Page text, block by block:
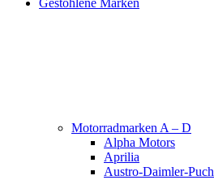
Gestohlene Marken
Motorradmarken A – D
Alpha Motors
Aprilia
Austro-Daimler-Puch